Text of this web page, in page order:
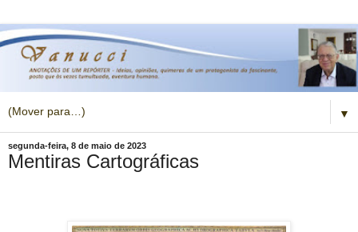
▼
segunda-feira, 8 de maio de 2023
Mentiras Cartográficas